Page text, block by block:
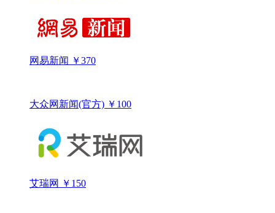
网易新闻 ￥370
大众网新闻(官方) ￥100
艾瑞网 ￥150